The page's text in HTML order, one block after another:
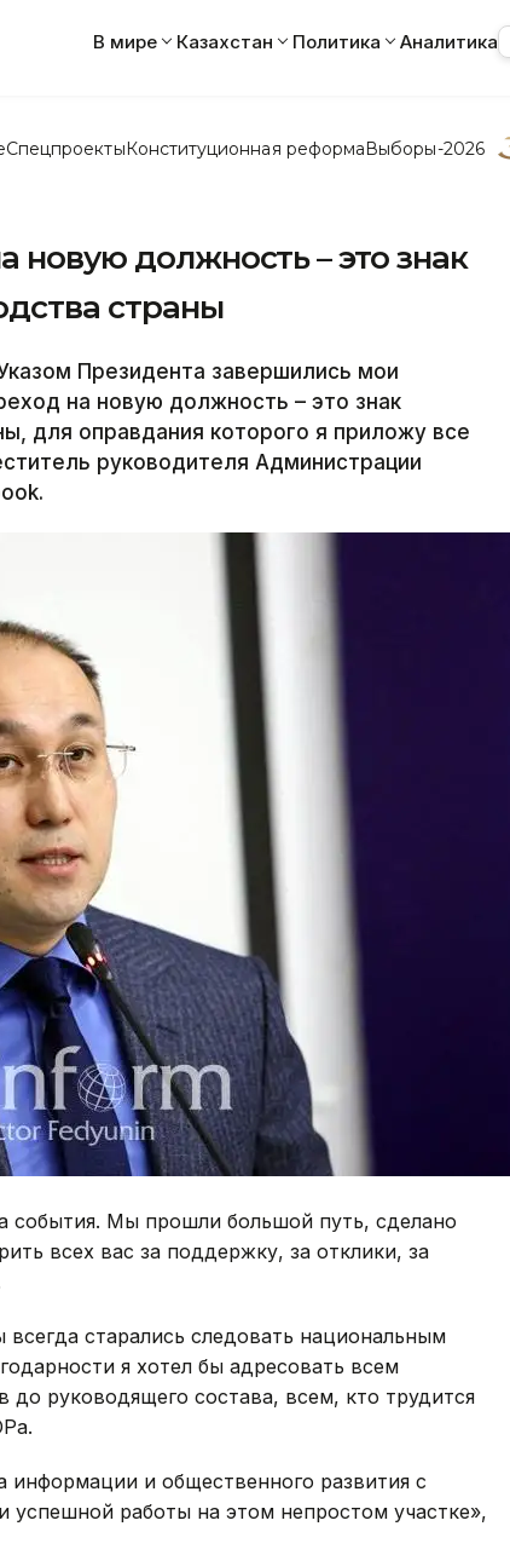
В мире Казахстан Политика Аналитика
СпецпроектыКонституционная реформаВыборы-2026
новую должность – это знак
страны
Президента завершились мои
на новую должность – это знак
для оправдания которого я приложу все
руководителя Администрации
события. Мы прошли большой путь, сделано
всех вас за поддержку, за отклики, за
старались следовать национальным
я хотел бы адресовать всем
до руководящего состава, всем, кто трудится
и общественного развития с
успешной работы на этом непростом участке»,